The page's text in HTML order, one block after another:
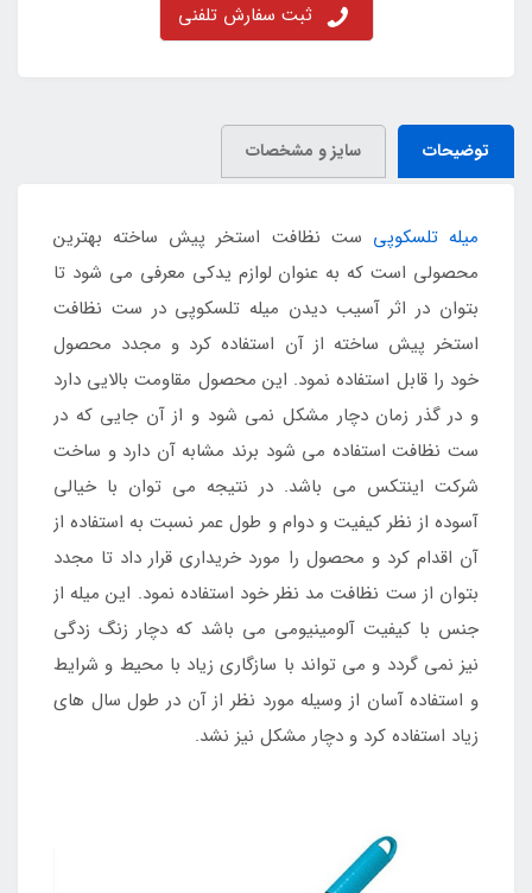
ثبت سفارش تلفنی
توضیحات سایز و مشخصات
میله تلسکوپی ست نظافت استخر پیش ساخته بهترین
محصولی است که به عنوان لوازم یدکی معرفی می شود تا
بتوان در اثر آسیب دیدن میله تلسکوپی در ست نظافت
استخر پیش ساخته از آن استفاده کرد و مجدد محصول
خود را قابل استفاده نمود. این محصول مقاومت بالایی دارد
و در گذر زمان دچار مشکل نمی شود و از آن جایی که در
ست نظافت استفاده می شود برند مشابه آن دارد و ساخت
شرکت اینتکس می باشد. در نتیجه می توان با خیالی
آسوده از نظر کیفیت و دوام و طول عمر نسبت به استفاده از
آن اقدام کرد و محصول را مورد خریداری قرار داد تا مجدد
بتوان از ست نظافت مد نظر خود استفاده نمود. این میله از
جنس با کیفیت آلومینیومی می باشد که دچار زنگ زدگی
نیز نمی گردد و می تواند با سازگاری زیاد با محیط و شرایط
و استفاده آسان از وسیله مورد نظر از آن در طول سال های
زیاد استفاده کرد و دچار مشکل نیز نشد.